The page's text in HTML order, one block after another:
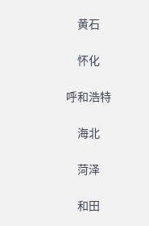
黄石
怀化
呼和浩特
海北
菏泽
和田